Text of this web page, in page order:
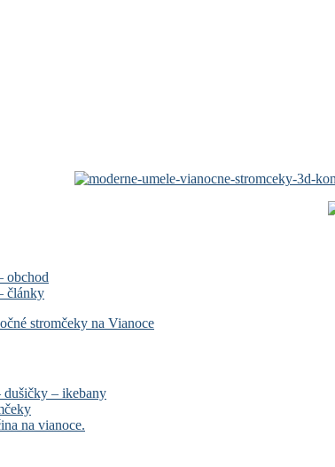
obchod
články
dušičky – ikebany
na vianoce.